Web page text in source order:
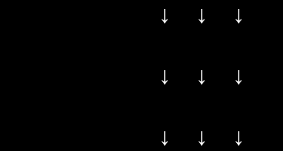
↓ ↓ ↓
↓ ↓ ↓
↓ ↓ ↓